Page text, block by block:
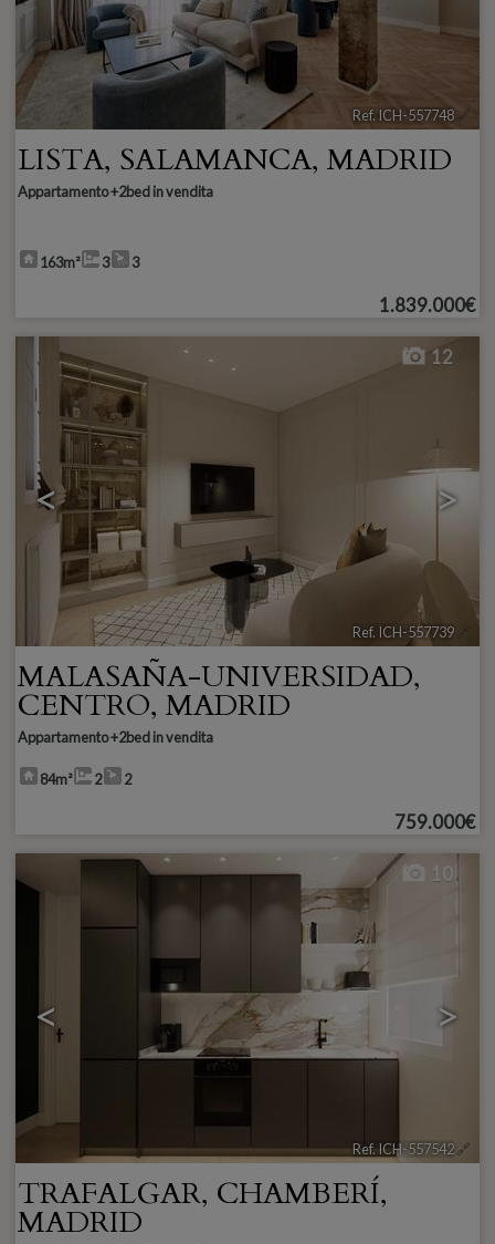
Ref. ICH-557748🔗
LISTA, SALAMANCA, MADRID
Appartamento +2bed in vendita
163m² 3 3
1.839.000€
< >
12
Ref. ICH-557739 🔗
MALASAÑA-UNIVERSIDAD,
CENTRO, MADRID
Appartamento +2bed in vendita
84m² 2 2
759.000€
< >
10
Ref. ICH-557542🔗
TRAFALGAR, CHAMBERÍ,
MADRID